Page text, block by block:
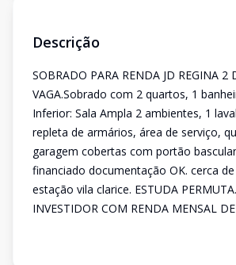
Descrição
SOBRADO PARA RENDA JD REGINA 2
VAGA.Sobrado com 2 quartos, 1
Inferior: Sala Ampla 2 ambientes, 1
repleta de armários, área de serviço,
garagem cobertas com portão
financiado documentação OK. cerca
estação vila clarice. ESTUDA
INVESTIDOR COM RENDA MENSAL